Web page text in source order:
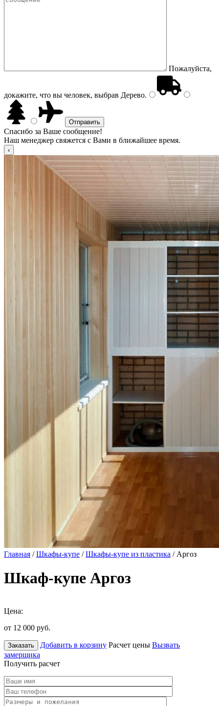
Пожалуйста,
докажите, что вы человек, выбрав Дерево.
Спасибо за Ваше сообщение!
Наш менеджер свяжется с Вами в ближайшее время.
Главная /Шкафы-купе /Шкафы-купе из пластика / Аргоз
Шкаф-купе Аргоз
Цена:
от 12 000 руб.
Заказать Добавить в корзину Расчет цены Вызвать
замерщика
Получить расчет